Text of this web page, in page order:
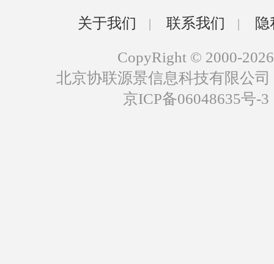
关于我们 | 联系我们 |
CopyRight © 2000-2026
北京协联源景信息科技有限公
京ICP备06048635号-3